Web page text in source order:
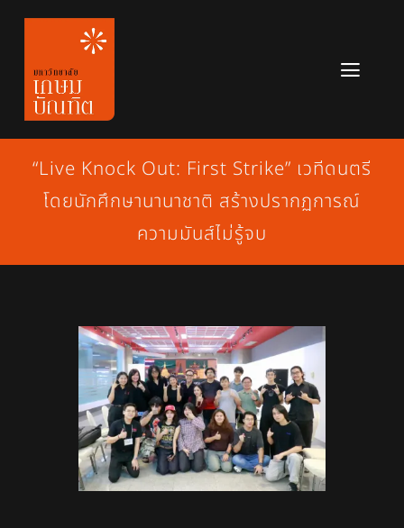
Skip
content
หลักสูตร
ข่าวสาร
เกี่ยวกับมหาวิทยาลัย
สมัครเรียน
“Live Knock Out: First Strike” เวทีดนตรี
โดยนักศึกษานานาชาติ สร้างปรากฏการณ์
ความมันส์ไม่รู้จบ